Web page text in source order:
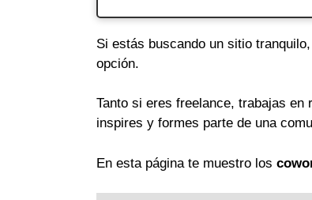
Si estás buscando un sitio
opción.
Tanto si eres freelance, trabajas
inspires y formes parte de una
En esta página te muestro los